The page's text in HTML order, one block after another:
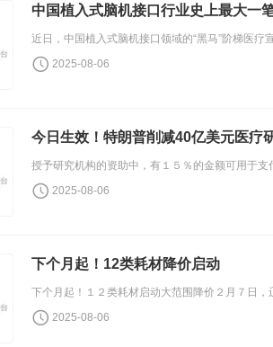
中国植入式脑机接口行业史上最大一
2025-08-06
今日生效！特朗普削减40亿美元医疗
2025-08-06
下个月起！12类耗材降价启动
2025-08-06